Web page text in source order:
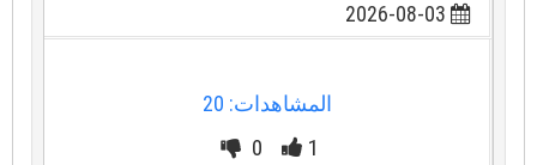
2026-08-03
المشاهدات: 20
1
0